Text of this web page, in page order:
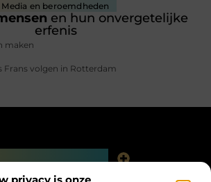
privacy is onze
Media en beroemdheden
en hun onvergetelijke
erfenis
maken
Frans volgen in Rotterdam